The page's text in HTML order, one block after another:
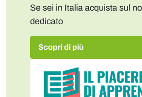
Se sei in Italia acquista sul
dedicato
Scopri di più